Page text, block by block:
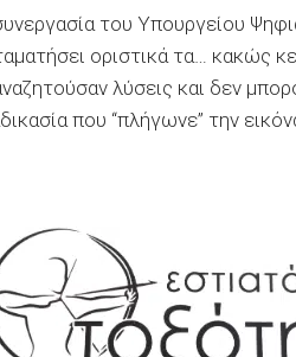
του Υπουργείου
οριστικά τα… κακώς
λύσεις και δεν
που “πλήγωνε” την